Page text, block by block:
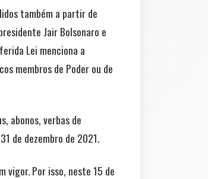
também a partir de
Jair Bolsonaro e
Lei menciona a
membros de Poder ou de
abonos, verbas de
de dezembro de 2021.
vigor. Por isso, neste 15 de